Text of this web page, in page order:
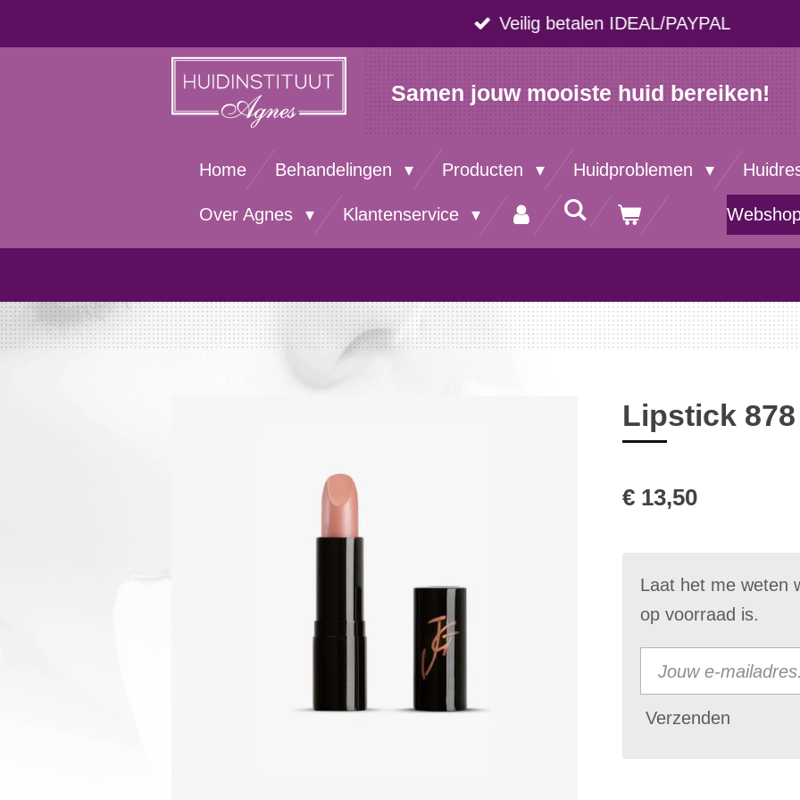
direct
Veilig betalen IDEAL/PAYPAL
Samen jouw mooiste huid bereiken!
Home Behandelingen Producten Huidproblemen
Over Agnes Klantenservice
Lipstick 878
€ 13,50
Laat het me weten
op voorraad is.
Verzenden